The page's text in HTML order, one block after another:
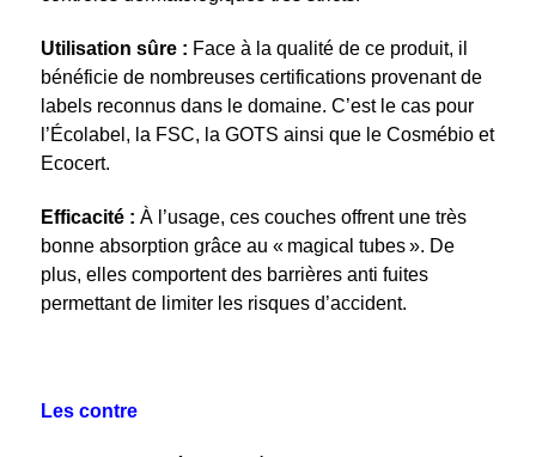
Utilisation sûre : Face à la qualité de ce produit, il
bénéficie de nombreuses certifications provenant de
labels reconnus dans le domaine. C’est le cas pour
l’Écolabel, la FSC, la GOTS ainsi que le Cosmébio et
Ecocert.
Efficacité : À l’usage, ces couches offrent une très
bonne absorption grâce au « magical tubes ». De
plus, elles comportent des barrières anti fuites
permettant de limiter les risques d’accident.
Les contre